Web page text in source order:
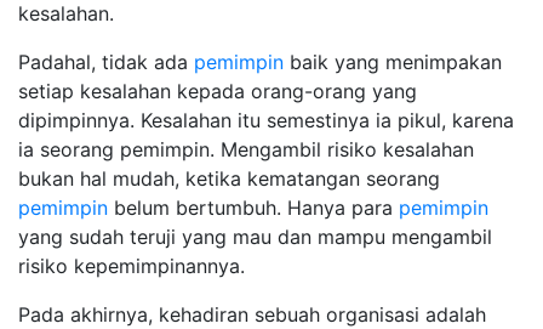
kesalahan.
Padahal, tidak ada pemimpin baik yang menimpakan
setiap kesalahan kepada orang-orang yang
dipimpinnya. Kesalahan itu semestinya ia pikul, karena
ia seorang pemimpin. Mengambil risiko kesalahan
bukan hal mudah, ketika kematangan seorang
pemimpin belum bertumbuh. Hanya para pemimpin
yang sudah teruji yang mau dan mampu mengambil
risiko kepemimpinannya.
Pada akhirnya, kehadiran sebuah organisasi adalah